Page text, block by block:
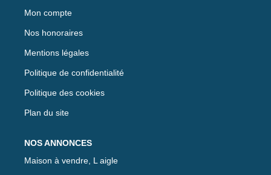
Mon compte
Nos honoraires
Mentions légales
Politique de confidentialité
Politique des cookies
Plan du site
NOS ANNONCES
Maison à vendre, L aigle